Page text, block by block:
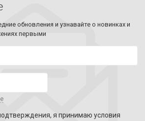
обновления и узнавайте о новинках и
первыми
я принимаю условия